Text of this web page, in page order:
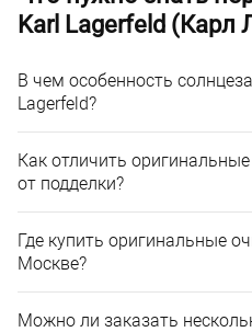
Karl Lagerfeld (Карл
В чем особенность
Lagerfeld?
Как отличить
от подделки?
Где купить оригинальные
Москве?
Можно ли заказать